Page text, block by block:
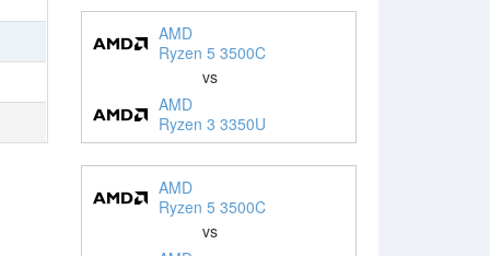
AMD
Ryzen 5 3500C
vs
AMD
Ryzen 3 3350U
AMD
Ryzen 5 3500C
vs